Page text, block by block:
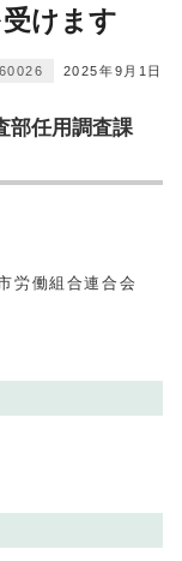
けます
2025年9月1日
部任用調査課
労働組合連合会